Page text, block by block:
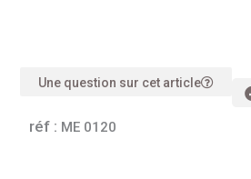
Une question sur cet article
réf : ME 0120